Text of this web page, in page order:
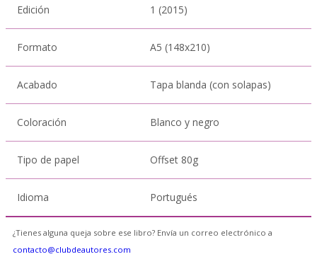
Edición 1 (2015)
Formato A5 (148x210)
Acabado Tapa blanda (con solapas)
Coloración Blanco y negro
Tipo de papel Offset 80g
Idioma Portugués
¿Tienes alguna queja sobre ese libro? Envía un correo electrónico a
contacto@clubdeautores.com